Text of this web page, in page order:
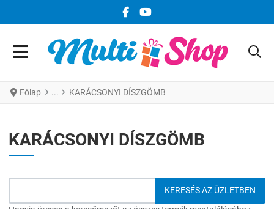
FACEBOOK KÖZÖSSÉGI LINK
YOUTUBE KÖZÖSSÉGI LINK
Főlap KARÁCSONYI DÍSZGÖMB
KARÁCSONYI DÍSZGÖMB